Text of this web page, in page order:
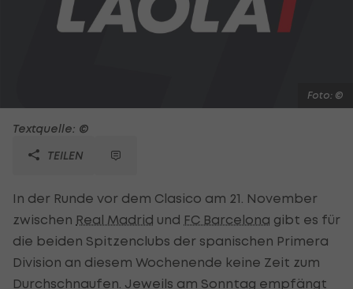
Foto: ©
Textquelle: ©
TEILEN
In der Runde vor dem Clasico am 21. November
zwischen Real Madrid und FC Barcelona gibt es für
die beiden Spitzenclubs der spanischen Primera
Division an diesem Wochenende keine Zeit zum
Durchschnaufen. Jeweils am Sonntag empfängt